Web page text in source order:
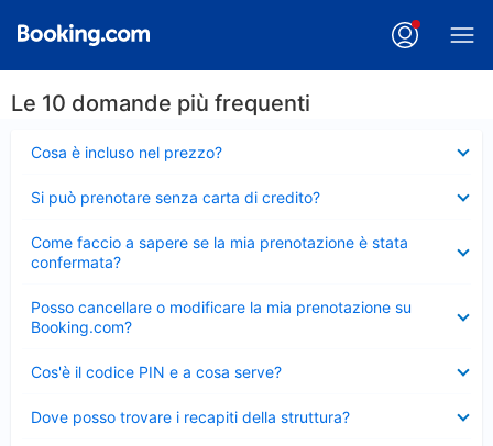
Le 10 domande più frequenti
Cosa è incluso nel prezzo?
chiuso
Si può prenotare senza carta di credito?
chiuso
Come faccio a sapere se la mia prenotazione è stata
confermata?
chiuso
Posso cancellare o modificare la mia prenotazione su
Booking.com?
chiuso
Cos'è il codice PIN e a cosa serve?
chiuso
Dove posso trovare i recapiti della struttura?
chiuso